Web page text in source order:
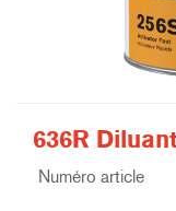
636R
Numéro article